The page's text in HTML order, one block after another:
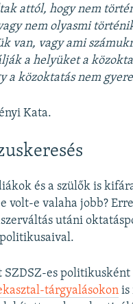
attól, hogy nem
nem olyasmi
van, vagy ami
a helyüket a
a közoktatás nem
Kata.
és a szülők is
volt-e valaha jobb?
utáni
SZDSZ-es politikusként
tárgyalásokon is